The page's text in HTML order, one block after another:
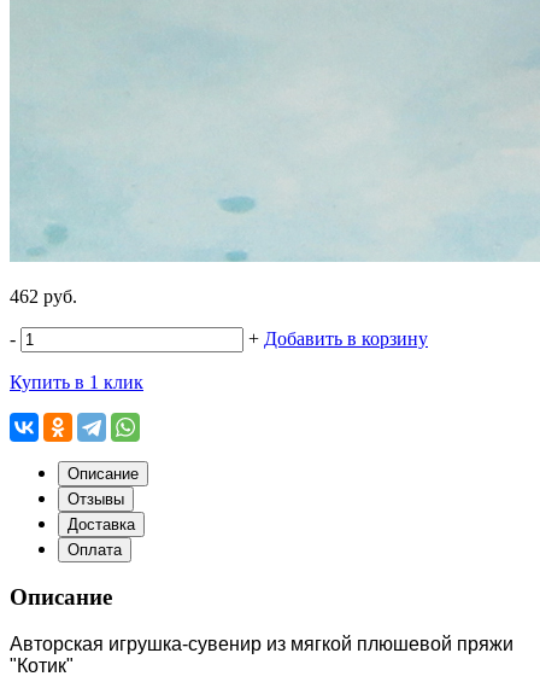
462 руб.
- + Добавить в корзину
Купить в 1 клик
Описание
Отзывы
Доставка
Оплата
Описание
Авторская игрушка-сувенир из мягкой плюшевой пряжи
"Котик"